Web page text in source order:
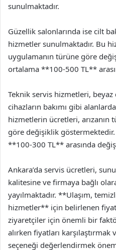
sunulmaktadır.
Güzellik salonlarında ise cilt
hizmetler sunulmaktadır. Bu
uygulamanın türüne göre
ortalama **100-500 TL**
Teknik servis hizmetleri,
cihazların bakımı gibi
hizmetlerin ücretleri, arızanın
göre değişiklik
**100-300 TL** arasında
Ankara’da servis ücretleri,
kalitesine ve firmaya bağlı
yayılmaktadır. **Ulaşım,
hizmetler** için belirlenen
ziyaretçiler için önemli bir
alırken fiyatları
seçeneği değerlendirmek